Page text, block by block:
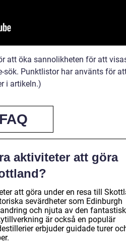
att öka sannolikheten för att
sök. Punktlistor har använts för
i artikeln.)
FAQ
aktiviteter att göra
att göra under en resa till
sevärdheter som Edinburgh
och njuta av den
är också en populär
erbjuder guidade turer